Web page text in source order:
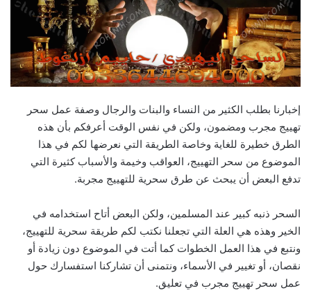
إخبارنا بطلب الكثير من النساء والبنات والرجال وصفة عمل سحر
تهييج مجرب ومضمون، ولكن في نفس الوقت أعرفكم بأن هذه
الطرق خطيرة للغاية وخاصة الطريقة التي نعرضها لكم في هذا
الموضوع من سحر التهييج، العواقب وخيمة والأسباب كثيرة التي
تدفع البعض أن يبحث عن طرق سحرية للتهييج مجربة.
السحر ذنبه كبير عند المسلمين، ولكن البعض أتاح استخدامه في
الخير وهذه هي العلة التي تجعلنا نكتب لكم طريقة سحرية للتهييج،
ونتبع في هذا العمل الخطوات كما أتت في الموضوع دون زيادة أو
نقصان، أو تغيير في الأسماء، ونتمنى أن تشاركنا استفسارك حول
عمل سحر تهييج مجرب في تعليق.